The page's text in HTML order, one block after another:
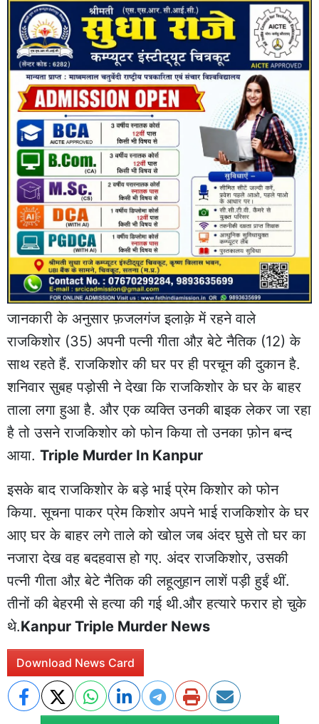
जानकारी के अनुसार फ़जलगंज इलाक़े में रहने वाले
राजकिशोर (35) अपनी पत्नी गीता औऱ बेटे नैतिक (12) के
साथ रहते हैं. राजकिशोर की घर पर ही परचून की दुकान है.
शनिवार सुबह पड़ोसी ने देखा कि राजकिशोर के घर के बाहर
ताला लगा हुआ है. और एक व्यक्ति उनकी बाइक लेकर जा रहा
है तो उसने राजकिशोर को फोन किया तो उनका फ़ोन बन्द
आया. Triple Murder In Kanpur
इसके बाद राजकिशोर के बड़े भाई प्रेम किशोर को फोन
किया. सूचना पाकर प्रेम किशोर अपने भाई राजकिशोर के घर
आए घर के बाहर लगे ताले को खोल जब अंदर घुसे तो घर का
नजारा देख वह बदहवास हो गए. अंदर राजकिशोर, उसकी
पत्नी गीता औऱ बेटे नैतिक की लहूलुहान लाशें पड़ी हुईं थीं.
तीनों की बेहरमी से हत्या की गई थी.और हत्यारे फरार हो चुके
थे.Kanpur Triple Murder News
Download News Card